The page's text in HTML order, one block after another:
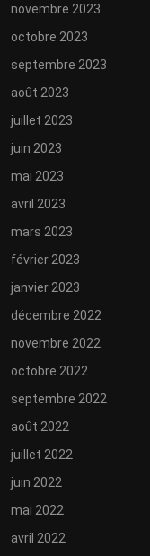
novembre 2023
octobre 2023
septembre 2023
août 2023
juillet 2023
juin 2023
mai 2023
avril 2023
mars 2023
février 2023
janvier 2023
décembre 2022
novembre 2022
octobre 2022
septembre 2022
août 2022
juillet 2022
juin 2022
mai 2022
avril 2022